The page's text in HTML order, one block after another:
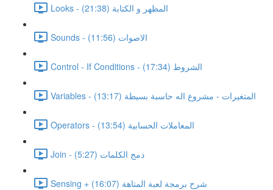
Looks - المظهر و الكتابة (21:38)
Sounds - الاصوات (11:56)
Control - If Conditions - الشروط (17:34)
Variables - المتغيرات - مشروع اله حاسبة بسيطة (13:17)
Operators - المعاملات الحسابية (13:54)
Join - دمج الكلمات (5:27)
Sensing + شرح برمجة لعبة المتاهة (16:07)